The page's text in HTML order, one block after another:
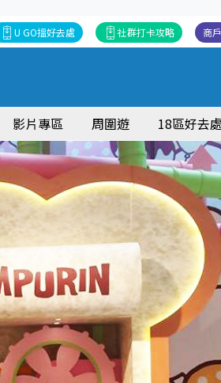
商
社群打卡攻略
U GO搵好去處
影片專區 周圍遊 18區好去處